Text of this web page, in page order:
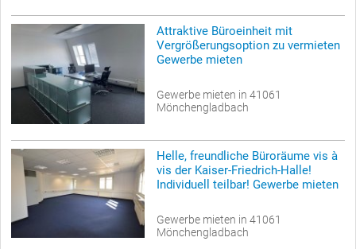
Attraktive Büroeinheit mit
Vergrößerungsoption zu vermieten
Gewerbe mieten
Gewerbe mieten in 41061
Mönchengladbach
Helle, freundliche Büroräume vis à
vis der Kaiser-Friedrich-Halle!
Individuell teilbar! Gewerbe mieten
Gewerbe mieten in 41061
Mönchengladbach